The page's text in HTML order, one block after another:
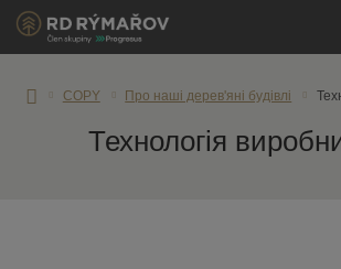
COPY Про наші дерев'яні будівлі
Технологія